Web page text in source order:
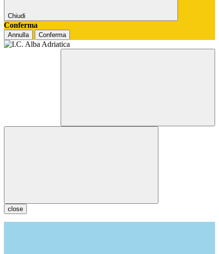
Chiudi
Conferma
Annulla Conferma
close